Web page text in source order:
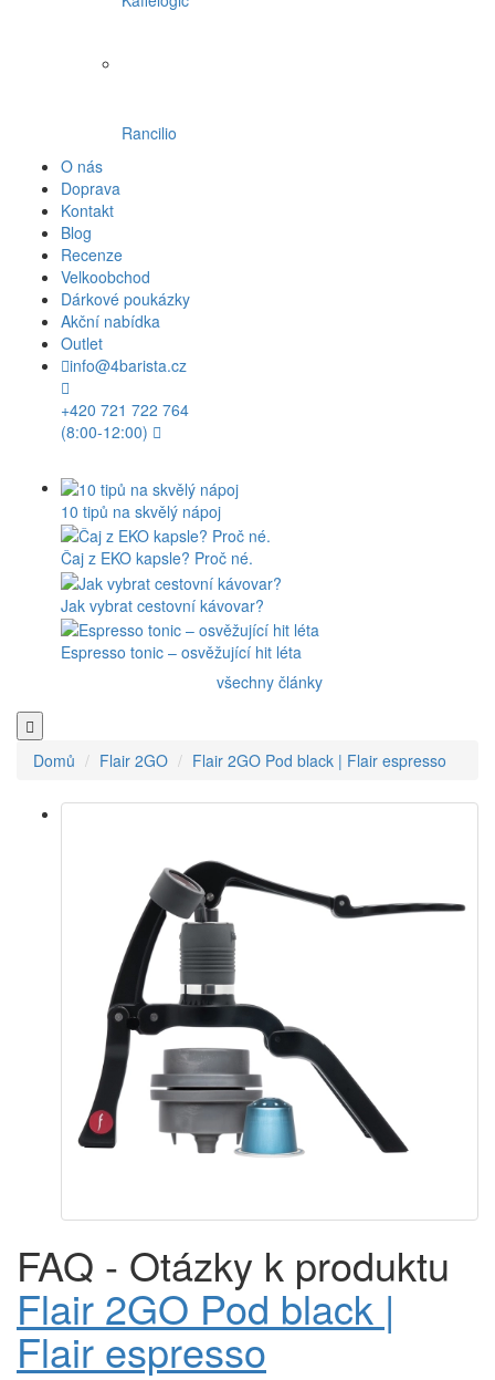
Rancilio
O nás
Doprava
Kontakt
Blog
Recenze
Velkoobchod
Dárkové poukázky
Akční nabídka
Outlet
info@4barista.cz
+420 721 722 764
(8:00-12:00)
10 tipů na skvělý nápoj
Čaj z EKO kapsle? Proč né.
Jak vybrat cestovní kávovar?
Espresso tonic – osvěžující hit léta
všechny články
Domů Flair 2GO Flair 2GO Pod black | Flair espresso
FAQ - Otázky k produktu
Flair 2GO Pod black |
Flair espresso